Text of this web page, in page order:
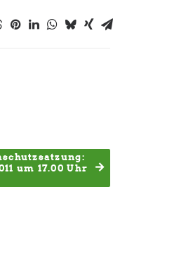
um 17.00 Uhr